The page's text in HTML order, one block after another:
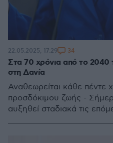
Στα 70 χρόνια από το 2040
στη Δανία
Αναθεωρείται κάθε πέντε
προσδόκιμου ζωής -
αυξηθεί σταδιακά τις
22.05.2025, 17:29 34